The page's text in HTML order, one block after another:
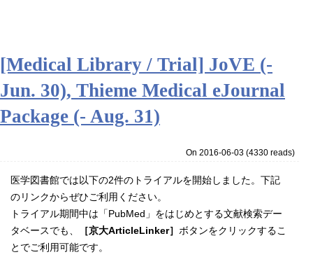
[Medical Library / Trial] JoVE (-
Jun. 30), Thieme Medical eJournal
Package (- Aug. 31)
On 2016-06-03(4330 reads)
医学図書館では以下の2件のトライアルを開始しました。下記
のリンクからぜひご利用ください。
トライアル期間中は「PubMed」をはじめとする文献検索デー
タベースでも、
［京大ArticleLinker］ ボタンをクリックするこ
とでご利用可能です。